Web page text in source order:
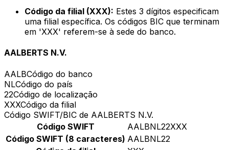
Código da filial (XXX): Estes 3 dígitos especificam
uma filial específica. Os códigos BIC que terminam
em 'XXX' referem-se à sede do banco.
AALBERTS N.V.
AALBCódigo do banco
NLCódigo do país
22Código de localização
XXXCódigo da filial
Código SWIFT/BIC de AALBERTS N.V.
Código SWIFT
AALBNL22XXX
Código SWIFT (8 caracteres) AALBNL22